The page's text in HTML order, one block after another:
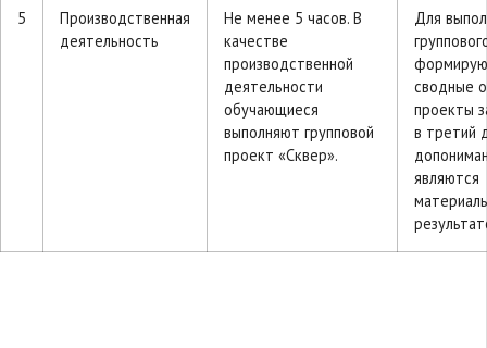
5
Производственная
деятельность
Не менее 5 часов. В
качестве
производственной
деятельности
обучающиеся
выполняют групповой
проект «Сквер».
Для
сводные
проекты
в третий
являются